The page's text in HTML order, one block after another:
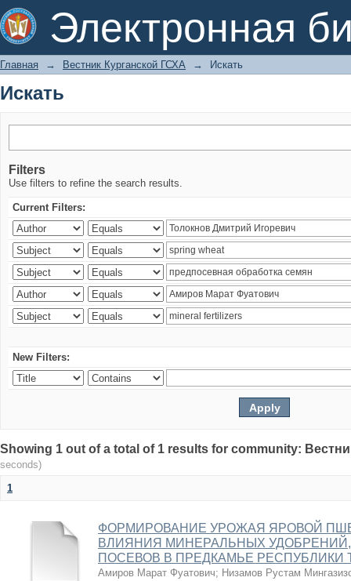
Электронная
Искать
Главная → Вестник Курганской ГСХА → Искать
Искать
Filters
Use filters to refine the search results.
Current Filters:
New Filters:
Showing 1 out of a total of 1 results for community:
seconds)
1
ФОРМИРОВАНИЕ УРОЖАЯ ЯРОВОЙ
ВЛИЯНИЯ МИНЕРАЛЬНЫХ
ПОСЕВОВ В ПРЕДКАМЬЕ РЕСПУБЛИКИ
Амиров Марат Фуатович; Низамов Рустам